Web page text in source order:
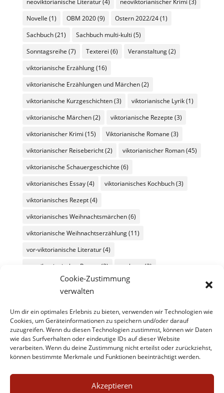
Cookie-Zustimmung
verwalten
Um dir ein optimales Erlebnis zu bieten, verwenden wir Technologien wie
Cookies, um Geräteinformationen zu speichern und/oder darauf
zuzugreifen. Wenn du diesen Technologien zustimmst, können wir Daten
wie das Surfverhalten oder eindeutige IDs auf dieser Website
verarbeiten. Wenn du deine Zustimmung nicht erteilst oder zurückziehst,
können bestimmte Merkmale und Funktionen beeinträchtigt werden.
Akzeptieren
Novelle (1) OBM 2020(9) Ostern 2022/24(1)
Sachbuch(21) Sachbuch multi-kulti (5)
Sonntagsreihe (7) Texterei (6) Veranstaltung(2)
viktorianische Erzählung(16)
viktorianische Erzählungen und Märchen(2)
viktorianische Kurzgeschichten(3) viktorianische Lyrik(1)
viktorianische Märchen(2) viktorianische Rezepte (3)
viktorianischer Krimi (15) Viktorianische Romane (3)
viktorianischer Reisebericht(2) viktorianischer Roman(45)
viktorianische Schauergeschichte (6)
viktorianisches Essay(4) viktorianisches Kochbuch(3)
viktorianisches Rezept(4)
viktorianisches Weihnachtsmärchen(6)
viktorianische Weihnachtserzählung(11)
vor-viktorianische Literatur(4)
vor-viktorianischer Roman
(2) werbung
(2)
Wochenüberblick(26) Wochenübersicht
zeitgenössische Literatur/kulturmagazin@8ung.info(1)
Zitat(45)